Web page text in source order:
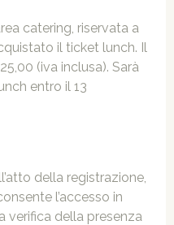
catering, riservata a
il ticket lunch. Il
(iva inclusa). Sarà
entro il 13
della registrazione,
l’accesso in
verifica della presenza